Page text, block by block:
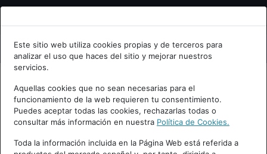
Bienvenid@ a psiquiatria.com
Escribe tu Email
Accede o regístrate con tu email.
Este sitio web utiliza cookies propias y de terceros para
analizar el uso que haces del sitio y mejorar nuestros
servicios.
Aquellas cookies que no sean necesarias para el
funcionamiento de la web requieren tu consentimiento.
Puedes aceptar todas las cookies, rechazarlas todas o
consultar más información en nuestra Política de Cookies.
Toda la información incluida en la Página Web está referida a